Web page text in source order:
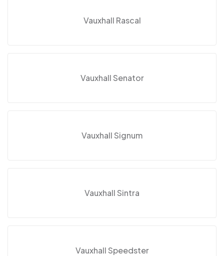
Vauxhall Rascal
Vauxhall Senator
Vauxhall Signum
Vauxhall Sintra
Vauxhall Speedster